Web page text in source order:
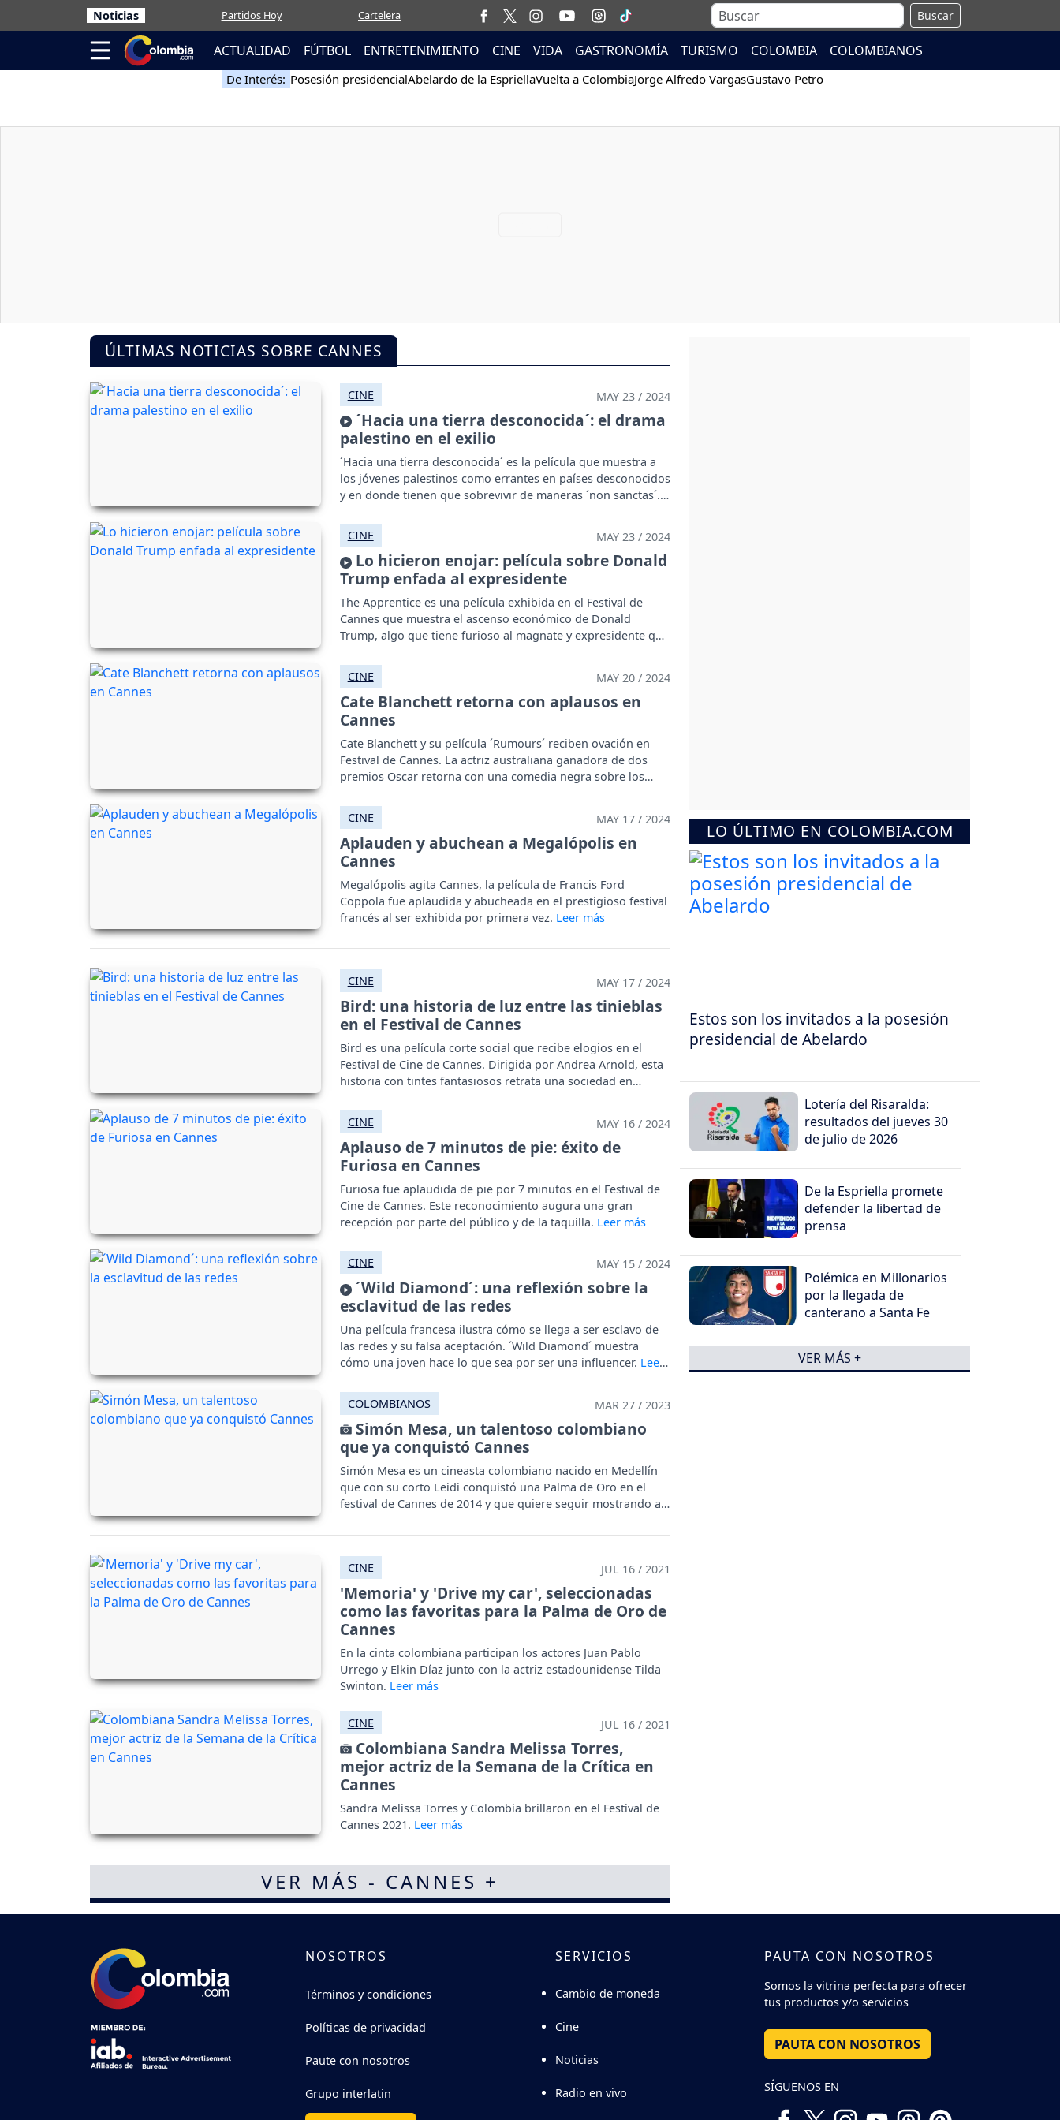
Noticias Partidos Hoy Cartelera Buscar
ACTUALIDAD FÚTBOL ENTRETENIMIENTO CINE VIDA GASTRONOMÍA TURISMO COLOMBIA COLOMBIANOS
De Interés: Posesión presidencialAbelardo de la EspriellaVuelta a ColombiaJorge Alfredo VargasGustavo Petro
ÚLTIMAS NOTICIAS SOBRE CANNES
CINE MAY 23 / 2024
´Hacia una tierra desconocida´: el drama
palestino en el exilio
´Hacia una tierra desconocida´ es la película que muestra a
los jóvenes palestinos como errantes en países desconocidos
y en donde tienen que sobrevivir de maneras ´non sanctas´.
CINE MAY 23 / 2024
Lo hicieron enojar: película sobre Donald
Trump enfada al expresidente
The Apprentice es una película exhibida en el Festival de
Cannes que muestra el ascenso económico de Donald
Trump, algo que tiene furioso al magnate y expresidente que
CINE
MAY 20 / 2024
Cate Blanchett retorna con aplausos en
Cannes
Cate Blanchett y su película ´Rumours´ reciben ovación en
Festival de Cannes. La actriz australiana ganadora de dos
premios Oscar retorna con una comedia negra sobre los
CINE
MAY 17 / 2024
Aplauden y abuchean a Megalópolis en
Cannes
Megalópolis agita Cannes, la película de Francis Ford
Coppola fue aplaudida y abucheada en el prestigioso festival
francés al ser exhibida por primera vez.
CINE MAY 17 / 2024
Bird: una historia de luz entre las tinieblas
en el Festival de Cannes
Bird es una película corte social que recibe elogios en el
Festival de Cine de Cannes. Dirigida por Andrea Arnold, esta
historia con tintes fantasiosos retrata una sociedad en
CINE
MAY 16 / 2024
Aplauso de 7 minutos de pie: éxito de
Furiosa en Cannes
Furiosa fue aplaudida de pie por 7 minutos en el Festival de
Cine de Cannes. Este reconocimiento augura una gran
recepción por parte del público y de la taquilla.
CINE MAY 15 / 2024
´Wild Diamond´: una reflexión sobre la
esclavitud de las redes
Una película francesa ilustra cómo se llega a ser esclavo de
las redes y su falsa aceptación. ´Wild Diamond´ muestra
cómo una joven hace lo que sea por ser una influencer.
COLOMBIANOS MAR 27 / 2023
Simón Mesa, un talentoso colombiano
que ya conquistó Cannes
Simón Mesa es un cineasta colombiano nacido en Medellín
que con su corto Leidi conquistó una Palma de Oro en el
festival de Cannes de 2014 y que quiere seguir mostrando al
CINE JUL 16 / 2021
'Memoria' y 'Drive my car', seleccionadas
como las favoritas para la Palma de Oro de
Cannes
En la cinta colombiana participan los actores Juan Pablo
Urrego y Elkin Díaz junto con la actriz estadounidense Tilda
Swinton.
CINE JUL 16 / 2021
Colombiana Sandra Melissa Torres,
mejor actriz de la Semana de la Crítica en
Cannes
Sandra Melissa Torres y Colombia brillaron en el Festival de
Cannes 2021.
VER MÁS - CANNES +
LO ÚLTIMO EN COLOMBIA.COM
Estos son los invitados a la posesión
presidencial de Abelardo
Lotería del Risaralda:
resultados del jueves 30
de julio de 2026
De la Espriella promete
defender la libertad de
prensa
Polémica en Millonarios
por la llegada de
canterano a Santa Fe
VER MÁS +
NOSOTROS
Términos y condiciones
Políticas de privacidad
Paute con nosotros
Grupo interlatin
SERVICIOS
Cambio de moneda
Cine
Noticias
Radio en vivo
PAUTA CON NOSOTROS
Somos la vitrina perfecta para ofrecer
tus productos y/o servicios
PAUTA CON NOSOTROS
SÍGUENOS EN